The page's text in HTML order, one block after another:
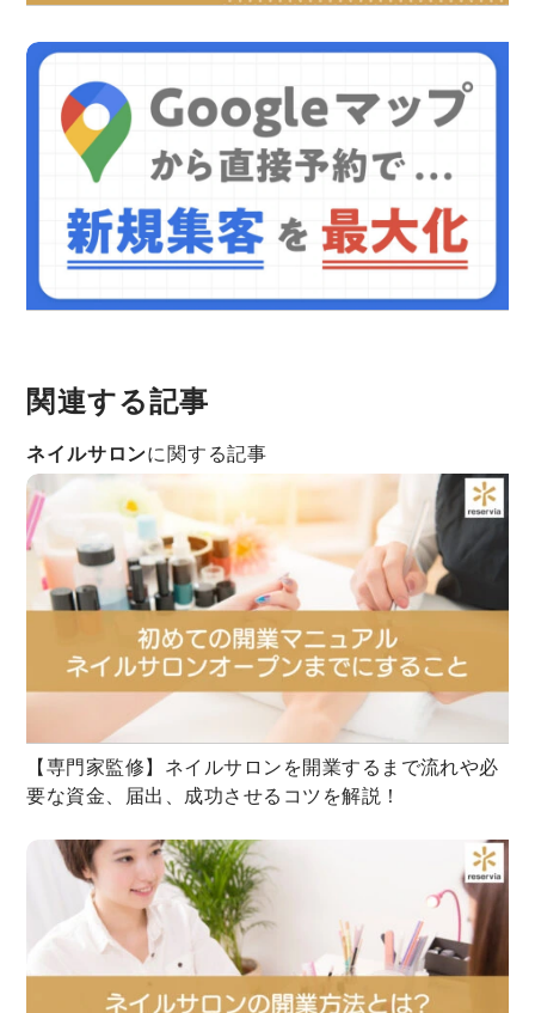
関連する記事
ネイルサロンに関する記事
【専門家監修】ネイルサロンを開業するまで流れや必
要な資金、届出、成功させるコツを解説！